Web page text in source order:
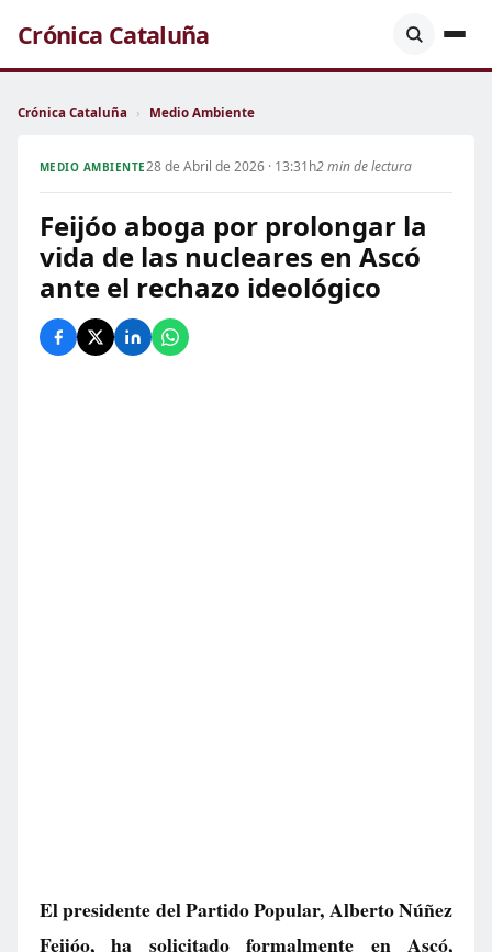
Crónica Cataluña
Crónica Cataluña › Medio Ambiente
MEDIO AMBIENTE28 de Abril de 2026 · 13:31h2 min de lectura
Feijóo aboga por prolongar la
vida de las nucleares en Ascó
ante el rechazo ideológico
El presidente del Partido Popular, Alberto Núñez
Feijóo, ha solicitado formalmente en Ascó,